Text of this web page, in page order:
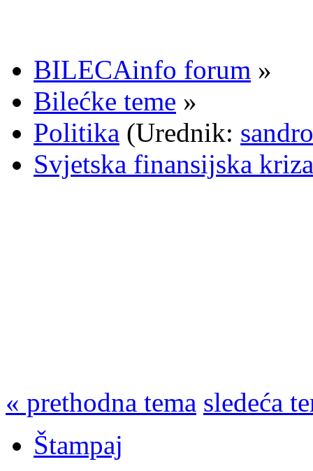
BILECAinfo forum »
Bilećke teme »
Politika (Urednik: sandro
Svjetska finansijska
« prethodna tema sledeća
Štampaj